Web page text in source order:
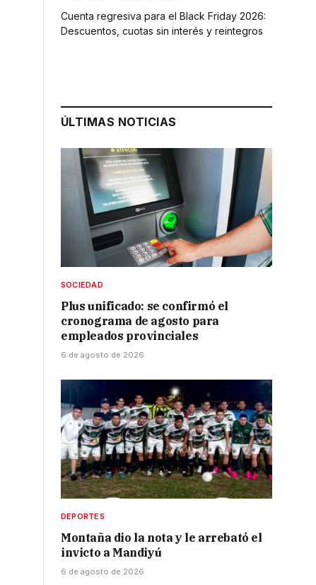
Cuenta regresiva para el Black Friday 2026:
Descuentos, cuotas sin interés y reintegros
ÚLTIMAS NOTICIAS
SOCIEDAD
Plus unificado: se confirmó el
cronograma de agosto para
empleados provinciales
6 de agosto de 2026
DEPORTES
Montaña dio la nota y le arrebató el
invicto a Mandiyú
6 de agosto de 2026